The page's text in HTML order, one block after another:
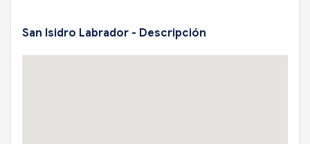
San Isidro Labrador - Descripción